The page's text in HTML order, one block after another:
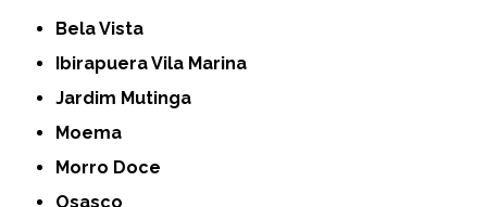
Bela Vista
Ibirapuera Vila Marina
Jardim Mutinga
Moema
Morro Doce
Osasco